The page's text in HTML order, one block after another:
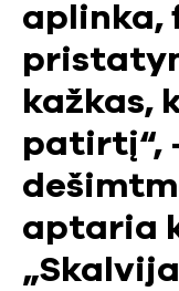
aplinka,
kažkas,
patirtį“,
aptaria